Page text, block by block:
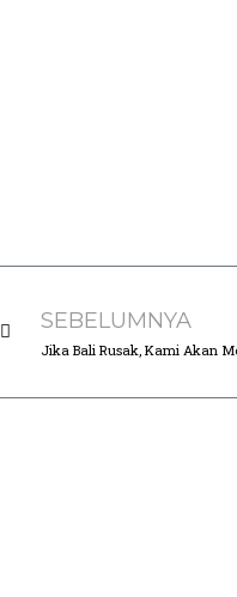
SEBELUMNYA
Jika Bali Rusak, Kami Akan